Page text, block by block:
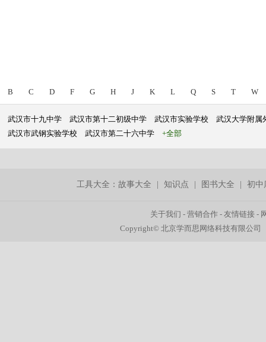
B C D F G H J K L Q S T W
武汉市十九中学 武汉市第十二初级中学 武汉市实验学校
武汉大学附属
武汉市武钢实验学校
武汉市第二十六中学 +全部
工具大全：故事大全 |知识点 图书大全 |初中
关于我们 -营销合作 -友情链接 -
Copyright© 北京学而思网络科技有限公司